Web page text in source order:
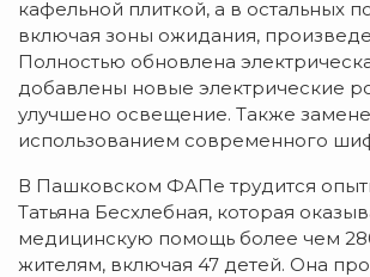
кафельной плиткой, а в остальных
включая зоны ожидания,
Полностью обновлена
добавлены новые электрические
улучшено освещение. Также
использованием современного
В Пашковском ФАПе трудится
Татьяна Бесхлебная, которая
медицинскую помощь более чем
жителям, включая 47 детей. Она